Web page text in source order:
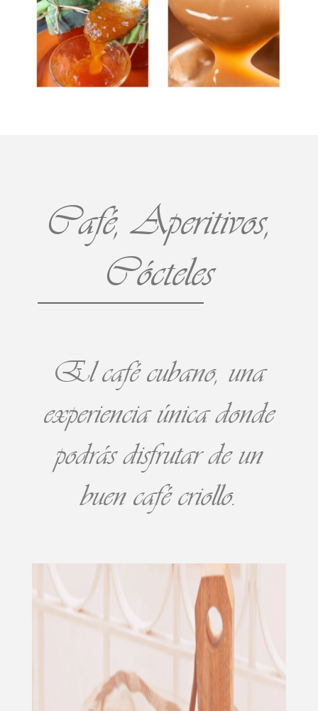
Café, Aperitivos,
Cócteles
El café cubano, una
experiencia única donde
podrás disfrutar de un
buen café criollo.